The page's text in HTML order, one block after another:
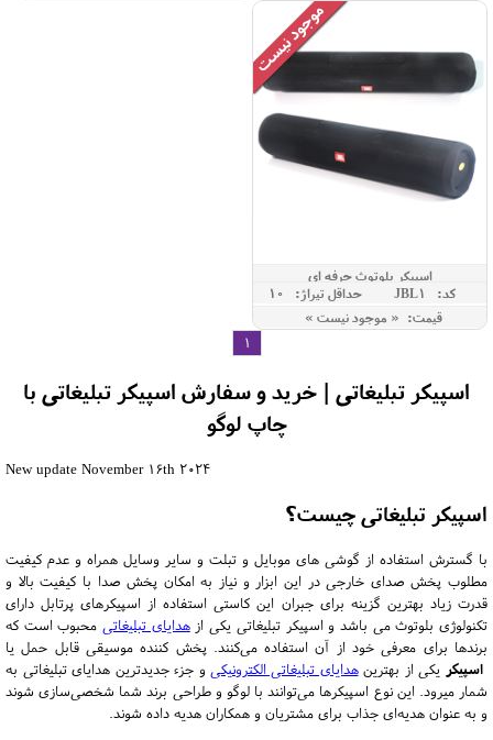
اسپیکر بلوتوث حرفه ای
کد: JBL1
حداقل تيراژ: 10
قیمت: « موجود نیست »
1
اسپیکر تبلیغاتی | خرید و سفارش اسپیکر تبلیغاتی با
چاپ لوگو
New update November 16th 2024
اسپیکر تبلیغاتی چیست؟
با گسترش استفاده از گوشی های موبایل و تبلت و سایر وسایل همراه و عدم کیفیت
مطلوب پخش صدای خارجی در این ابزار و نیاز به امکان پخش صدا با کیفیت بالا و
قدرت زیاد بهترین گزینه برای جبران این کاستی استفاده از اسپیکرهای پرتابل دارای
تکنولوژی بلوتوث می باشد و اسپیکر تبلیغاتی یکی ازهدایای تبلیغاتی محبوب است که
برندها برای معرفی خود از آن استفاده می‌کنند. پخش کننده موسیقی قابل حمل یا
اسپیکر یکی از بهترینهدایای تبلیغاتی الکترونیکی و جزء جدیدترین هدایای تبلیغاتی به
شمار میرود. این نوع اسپیکرها می‌توانند با لوگو و طراحی برند شما شخصی‌سازی شوند
و به عنوان هدیه‌ای جذاب برای مشتریان و همکاران هدیه داده شوند.